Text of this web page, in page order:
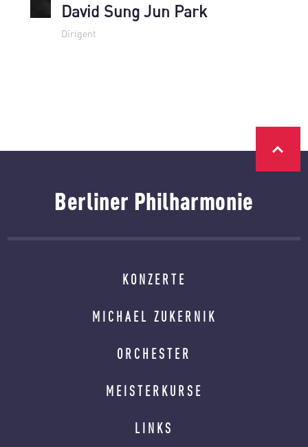
David Sung Jun Park
Dirigent
Berliner Philharmonie
KONZERTE
MICHAEL ZUKERNIK
ORCHESTER
MEISTERKURSE
LINKS